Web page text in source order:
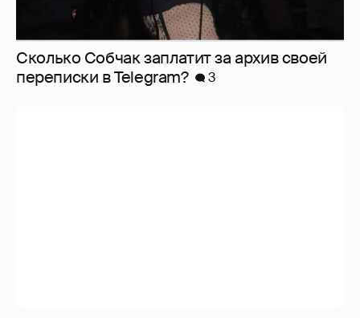
Сколько Собчак заплатит за архив своей
перeписки в Telegram?
3